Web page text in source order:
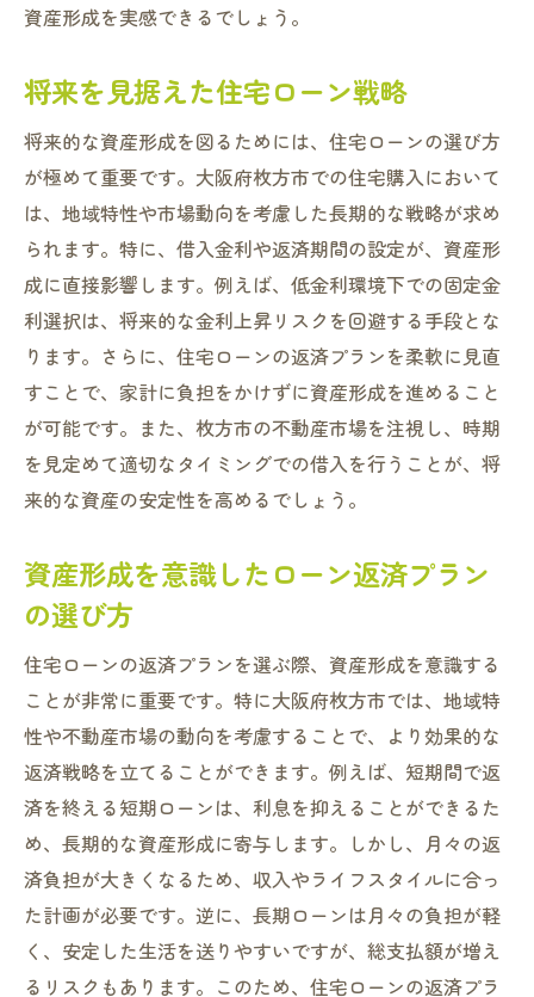
資産形成を実感できるでしょう。
将来を見据えた住宅ローン戦略
将来的な資産形成を図るためには、住宅ローンの選び方
が極めて重要です。大阪府枚方市での住宅購入において
は、地域特性や市場動向を考慮した長期的な戦略が求め
られます。特に、借入金利や返済期間の設定が、資産形
成に直接影響します。例えば、低金利環境下での固定金
利選択は、将来的な金利上昇リスクを回避する手段とな
ります。さらに、住宅ローンの返済プランを柔軟に見直
すことで、家計に負担をかけずに資産形成を進めること
が可能です。また、枚方市の不動産市場を注視し、時期
を見定めて適切なタイミングでの借入を行うことが、将
来的な資産の安定性を高めるでしょう。
資産形成を意識したローン返済プラン
の選び方
住宅ローンの返済プランを選ぶ際、資産形成を意識する
ことが非常に重要です。特に大阪府枚方市では、地域特
性や不動産市場の動向を考慮することで、より効果的な
返済戦略を立てることができます。例えば、短期間で返
済を終える短期ローンは、利息を抑えることができるた
め、長期的な資産形成に寄与します。しかし、月々の返
済負担が大きくなるため、収入やライフスタイルに合っ
た計画が必要です。逆に、長期ローンは月々の負担が軽
く、安定した生活を送りやすいですが、総支払額が増え
るリスクもあります。このため、住宅ローンの返済プラ